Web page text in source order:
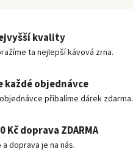
kvality
ta nejlepší kávová zrna.
každé objednávce
přibalíme dárek zdarma.
Kč doprava ZDARMA
doprava je na nás.